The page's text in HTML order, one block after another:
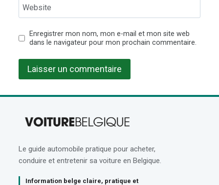
Website
Enregistrer mon nom, mon e-mail et mon site web
dans le navigateur pour mon prochain commentaire.
Le guide automobile pratique pour acheter,
conduire et entretenir sa voiture en Belgique.
Information belge claire, pratique et